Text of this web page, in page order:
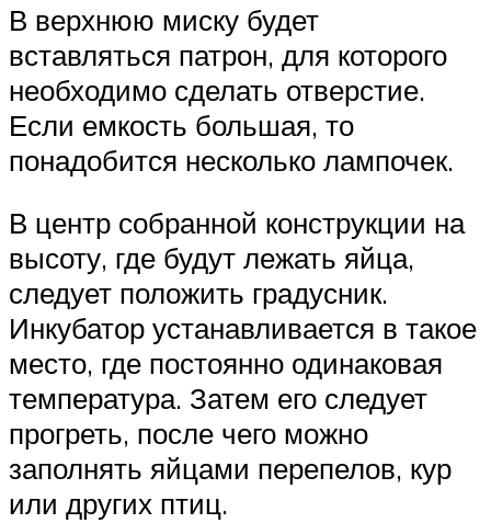
В верхнюю миску будет
вставляться патрон, для которого
необходимо сделать отверстие.
Если емкость большая, то
понадобится несколько лампочек.
В центр собранной конструкции на
высоту, где будут лежать яйца,
следует положить градусник.
Инкубатор устанавливается в такое
место, где постоянно одинаковая
температура. Затем его следует
прогреть, после чего можно
заполнять яйцами перепелов, кур
или других птиц.